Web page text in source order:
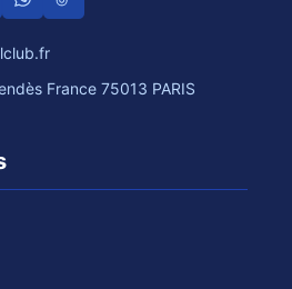
France 75013 PARIS